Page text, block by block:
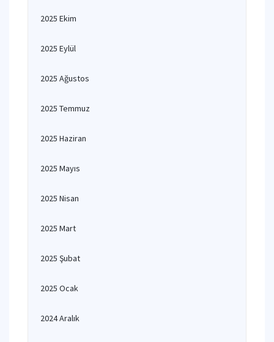
2025 Ekim
2025 Eylül
2025 Ağustos
2025 Temmuz
2025 Haziran
2025 Mayıs
2025 Nisan
2025 Mart
2025 Şubat
2025 Ocak
2024 Aralık